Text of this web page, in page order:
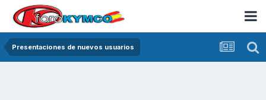
Presentaciones de nuevos usuarios